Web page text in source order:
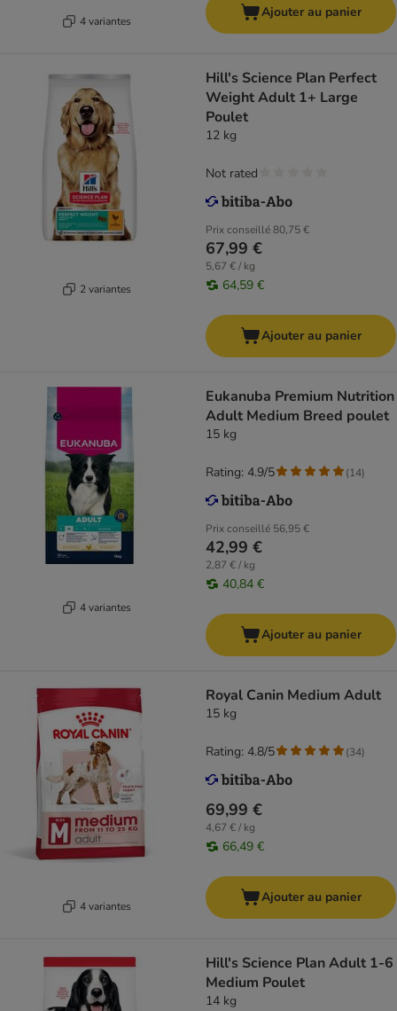
4 variantes
Ajouter au panier
2 variantes
Hill's Science Plan Perfect
Weight Adult 1+ Large
Poulet
12 kg
Prix conseillé80,75 €
67,99 €
5,67 € / kg
64,59 €
Not rated
Ajouter au panier
4 variantes
Eukanuba Premium Nutrition
Adult Medium Breed poulet
15 kg
Prix conseillé 56,95 €
42,99 €
2,87 € / kg
40,84 €
Rating: 4.9/5 (14)
Ajouter au panier
4 variantes
Royal Canin Medium Adult
15 kg
69,99 €
4,67 € / kg
66,49 €
Rating: 4.8/5 (34)
Ajouter au panier
Hill's Science Plan Adult 1-6
Medium Poulet
14 kg